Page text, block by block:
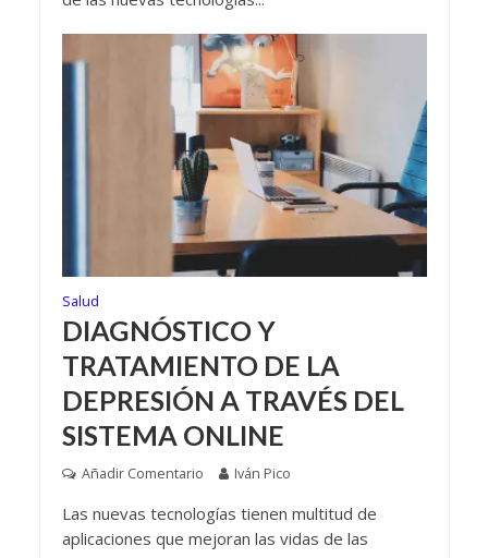
Salud
DIAGNÓSTICO Y
TRATAMIENTO DE LA
DEPRESIÓN A TRAVÉS DEL
SISTEMA ONLINE
Añadir Comentario Iván Pico
Las nuevas tecnologías tienen multitud de
aplicaciones que mejoran las vidas de las